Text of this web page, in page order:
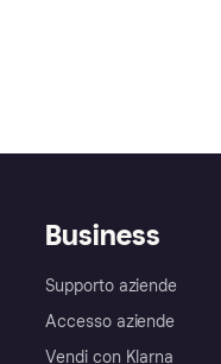
Business
Supporto aziende
Accesso aziende
Vendi con Klarna